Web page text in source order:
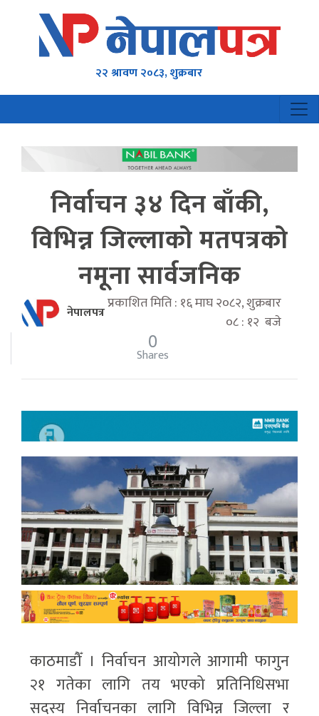
२२ श्रावण २०८३, शुक्रबार
निर्वाचन ३४ दिन बाँकी,
विभिन्न जिल्लाको मतपत्रको
नमूना सार्वजनिक
नेपालपत्रप्रकाशित मिति : १६ माघ २०८२, शुक्रबार
०८ : १२ बजे
0
Shares
काठमाडौँ । निर्वाचन आयोगले आगामी फागुन
२१ गतेका लागि तय भएको प्रतिनिधिसभा
सदस्य निर्वाचनका लागि विभिन्न जिल्ला र